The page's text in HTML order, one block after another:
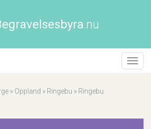
.nu
» Oppland » Ringebu » Ringebu